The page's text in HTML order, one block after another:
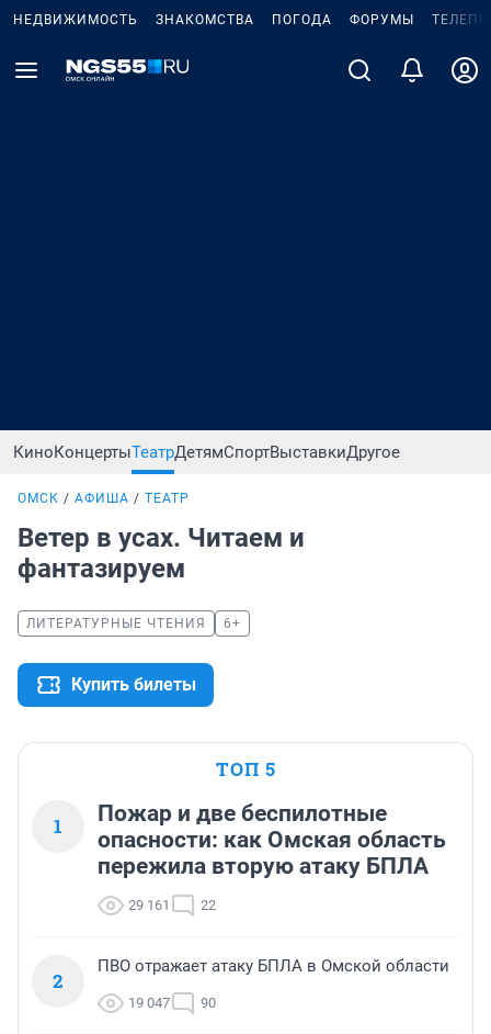
НЕДВИЖИМОСТЬ ЗНАКОМСТВА ПОГОДА ФОРУМЫ
КиноКонцертыТеатрДетямСпортВыставкиДругое
ОМСК АФИША ТЕАТР
Ветер в усах. Читаем и
фантазируем
ЛИТЕРАТУРНЫЕ ЧТЕНИЯ 6+
Купить билеты
ТОП 5
1
Пожар и две беспилотные
опасности: как Омская область
пережила вторую атаку БПЛА
29 161 22
2
ПВО отражает атаку БПЛА в Омской области
19 047 90